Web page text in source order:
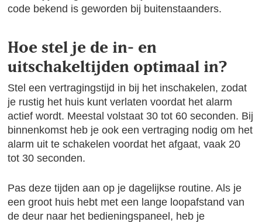
code bekend is geworden bij buitenstaanders.
Hoe stel je de in- en
uitschakeltijden optimaal in?
Stel een vertragingstijd in bij het inschakelen, zodat
je rustig het huis kunt verlaten voordat het alarm
actief wordt. Meestal volstaat 30 tot 60 seconden. Bij
binnenkomst heb je ook een vertraging nodig om het
alarm uit te schakelen voordat het afgaat, vaak 20
tot 30 seconden.
Pas deze tijden aan op je dagelijkse routine. Als je
een groot huis hebt met een lange loopafstand van
de deur naar het bedieningspaneel, heb je